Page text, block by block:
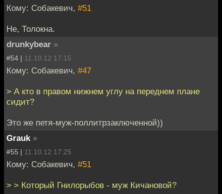
Кому: Собакевич, #51
Не, Толокна.
drunkybear »
#54 | 11.10.12 17:15
Кому: Собакевич, #47
> А кто в правом нижнем углу на переднем плане
сидит?
Это же петя-муж-поллитрзаключенной))
Grauk »
#55 | 11.10.12 17:25
Кому: Собакевич, #51
> > Который Гнилорыбов - муж Кичановой?